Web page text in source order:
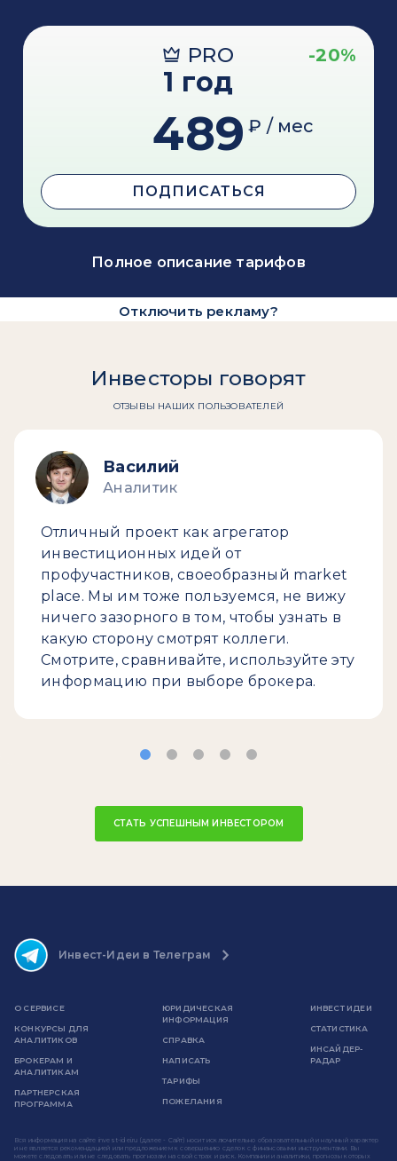
PRO -20%
1 год
489 ₽ / мес
ПОДПИСАТЬСЯ
Полное описание тарифов
Отключить рекламу?
Инвесторы говорят
ОТЗЫВЫ НАШИХ ПОЛЬЗОВАТЕЛЕЙ
Василий
Аналитик
Отличный проект как агрегатор
инвестиционных идей от
профучастников, своеобразный market
place. Мы им тоже пользуемся, не вижу
ничего зазорного в том, чтобы узнать в
какую сторону смотрят коллеги.
Смотрите, сравнивайте, используйте эту
информацию при выборе брокера.
СТАТЬ УСПЕШНЫМ ИНВЕСТОРОМ
Инвест-Идеи в Телеграм
О СЕРВИСЕ
КОНКУРСЫ ДЛЯ
АНАЛИТИКОВ
БРОКЕРАМ И
АНАЛИТИКАМ
ПАРТНЕРСКАЯ
ПРОГРАММА
ЮРИДИЧЕСКАЯ
ИНФОРМАЦИЯ
СПРАВКА
НАПИСАТЬ
ТАРИФЫ
ПОЖЕЛАНИЯ
ИНВЕСТ ИДЕИ
СТАТИСТИКА
ИНСАЙДЕР-
РАДАР
Вся информация на сайте invest-idei.ru (далее - Сайт) носит исключительно образовательный и научный характер
и не является рекомендацией или предложением к совершению сделок с финансовыми инструментами. Вы
можете следовать или не следовать прогнозам на свой страх и риск. Компании и аналитики, прогнозы которых